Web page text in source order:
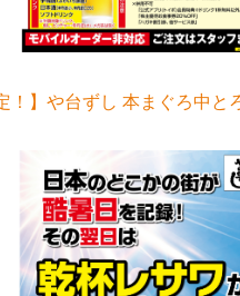
くち餃子の頂
どて食堂
情報
推移
報
ライブラリトップ
算短信
算説明資料
レンダー
情報
ト・アルバイト
い合わせトップ
い合わせ
イトについて
シーポリシー
マップ
！】や台ずし 本まぐろ中と